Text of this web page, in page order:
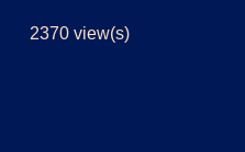
2370 view(s)